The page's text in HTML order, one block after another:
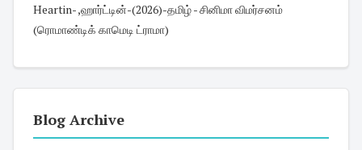
Heartin- ,ஹார்ட்டின்-(2026)-தமிழ் - சினிமா விமர்சனம்
(ரொமாண்டிக் காமெடி ட்ராமா)
Blog Archive